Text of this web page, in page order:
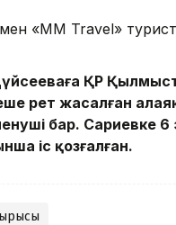
«MM Travel»
ҚР
рет жасалған
бар. Сариевке
іс қозғалған.